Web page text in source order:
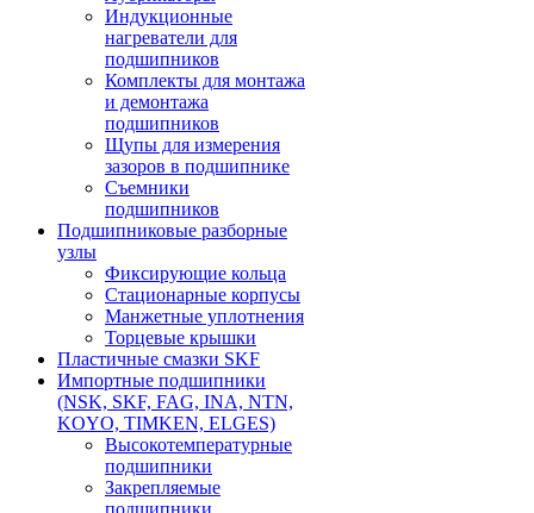
Индукционные
нагреватели для
подшипников
Комплекты для монтажа
и демонтажа
подшипников
Щупы для измерения
зазоров в подшипнике
Съемники
подшипников
Подшипниковые разборные
узлы
Фиксирующие кольца
Стационарные корпусы
Манжетные уплотнения
Торцевые крышки
Пластичные смазки SKF
Импортные подшипники
(NSK, SKF, FAG, INA, NTN,
KOYO, TIMKEN, ELGES)
Высокотемпературные
подшипники
Закрепляемые
подшипники